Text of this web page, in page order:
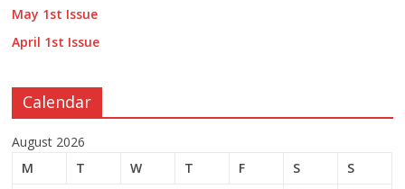
May 1st Issue
April 1st Issue
Calendar
August 2026
M
T W T F S
S